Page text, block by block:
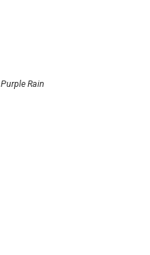
Purple Rain